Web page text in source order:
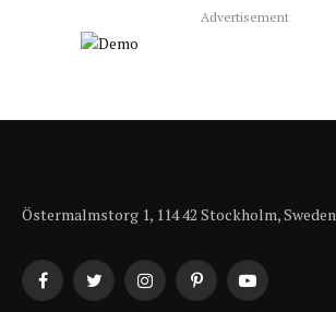
Advertisement
Östermalmstorg 1, 114 42 Stockholm, Sweden
FacebookTwitterInstagramPinterestYouTube